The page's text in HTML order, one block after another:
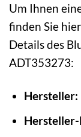
Um Ihnen
finden Sie
Details des
ADT353273:
Hersteller:
Hersteller-